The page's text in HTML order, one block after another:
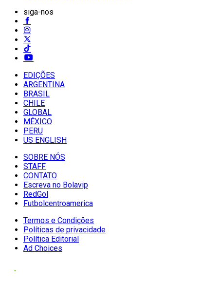
siga-nos
EDIÇÕES
ARGENTINA
BRASIL
CHILE
GLOBAL
MÉXICO
PERU
US ENGLISH
SOBRE NÓS
STAFF
CONTATO
Escreva no Bolavip
RedGol
Futbolcentroamerica
Termos e Condições
Políticas de privacidade
Política Editorial
Ad Choices